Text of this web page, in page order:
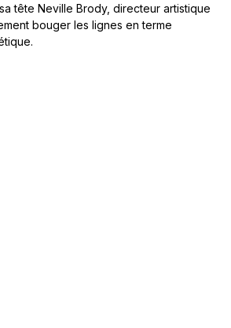
tête Neville Brody, directeur artistique
bouger les lignes en terme